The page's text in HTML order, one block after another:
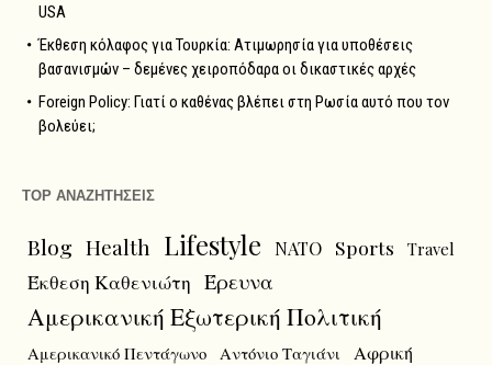
USA
Έκθεση κόλαφος για Τουρκία: Ατιμωρησία για υποθέσεις
βασανισμών – δεμένες χειροπόδαρα οι δικαστικές αρχές
Foreign Policy: Γιατί ο καθένας βλέπει στη Ρωσία αυτό που τον
βολεύει;
TOP ΑΝΑΖΗΤΗΣΕΙΣ
Blog Health Lifestyle NATO Sports Travel
Έκθεση Καθενιώτη Έρευνα
Αμερικανική Εξωτερική Πολιτική
Αμερικανικό Πεντάγωνο Αντόνιο Ταγιάνι Αφρική